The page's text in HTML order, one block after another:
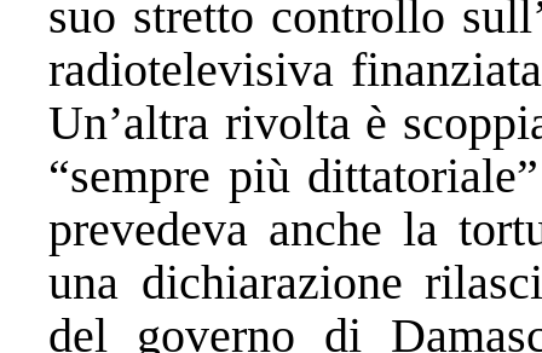
suo stretto controllo
radiotelevisiva
Un’altra rivolta è
“sempre più
prevedeva anche la
una dichiarazione
del governo di